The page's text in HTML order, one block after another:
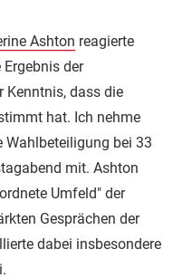
Ashton reagierte
der
Kenntnis, dass die
hat. Ich nehme
Wahlbeteiligung bei 33
mit. Ashton
Umfeld" der
Gesprächen der
dabei insbesondere